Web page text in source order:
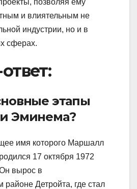
позволяя ему
и влиятельным не
индустрии, но и в
сферах.
этапы
Эминема?
имя которого Маршалл
17 октября 1972
вырос в
районе Детройта, где стал